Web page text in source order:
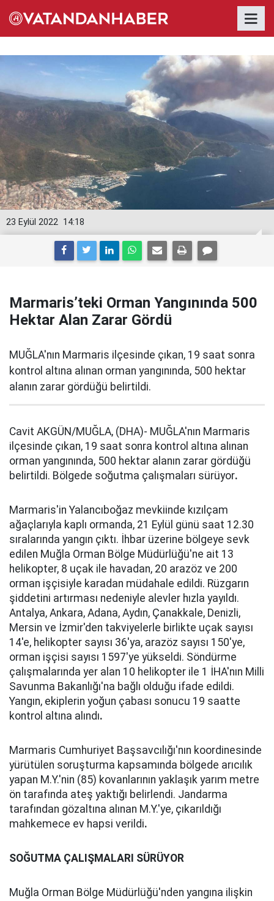
14:18
23 Eylül 2022
Marmaris’teki Orman Yangınında 500
Hektar Alan Zarar Gördü
MUĞLA'nın Marmaris ilçesinde çıkan, 19 saat sonra
kontrol altına alınan orman yangınında, 500 hektar
alanın zarar gördüğü belirtildi.
Cavit AKGÜN/MUĞLA, (DHA)- MUĞLA'nın Marmaris
ilçesinde çıkan, 19 saat sonra kontrol altına alınan
orman yangınında, 500 hektar alanın zarar gördüğü
belirtildi. Bölgede soğutma çalışmaları sürüyor.
Marmaris'in Yalancıboğaz mevkiinde kızılçam
ağaçlarıyla kaplı ormanda, 21 Eylül günü saat 12.30
sıralarında yangın çıktı. İhbar üzerine bölgeye sevk
edilen Muğla Orman Bölge Müdürlüğü'ne ait 13
helikopter, 8 uçak ile havadan, 20 arazöz ve 200
orman işçisiyle karadan müdahale edildi. Rüzgarın
şiddetini artırması nedeniyle alevler hızla yayıldı.
Antalya, Ankara, Adana, Aydın, Çanakkale, Denizli,
Mersin ve İzmir'den takviyelerle birlikte uçak sayısı
14'e, helikopter sayısı 36'ya, arazöz sayısı 150'ye,
orman işçisi sayısı 1597'ye yükseldi. Söndürme
çalışmalarında yer alan 10 helikopter ile 1 İHA'nın Milli
Savunma Bakanlığı'na bağlı olduğu ifade edildi.
Yangın, ekiplerin yoğun çabası sonucu 19 saatte
kontrol altına alındı.
Marmaris Cumhuriyet Başsavcılığı'nın koordinesinde
yürütülen soruşturma kapsamında bölgede arıcılık
yapan M.Y.'nin (85) kovanlarının yaklaşık yarım metre
ön tarafında ateş yaktığı belirlendi. Jandarma
tarafından gözaltına alınan M.Y.'ye, çıkarıldığı
mahkemece ev hapsi verildi.
SOĞUTMA ÇALIŞMALARI SÜRÜYOR
Muğla Orman Bölge Müdürlüğü'nden yangına ilişkin